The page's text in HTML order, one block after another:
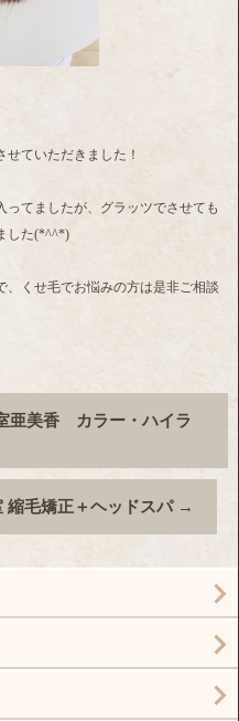
ていただきました！
ってましたが、グラッツでさせても
した(*^^*)
、くせ毛でお悩みの方は是非ご相談
亜美香 カラー・ハイラ
縮毛矯正＋ヘッドスパ →